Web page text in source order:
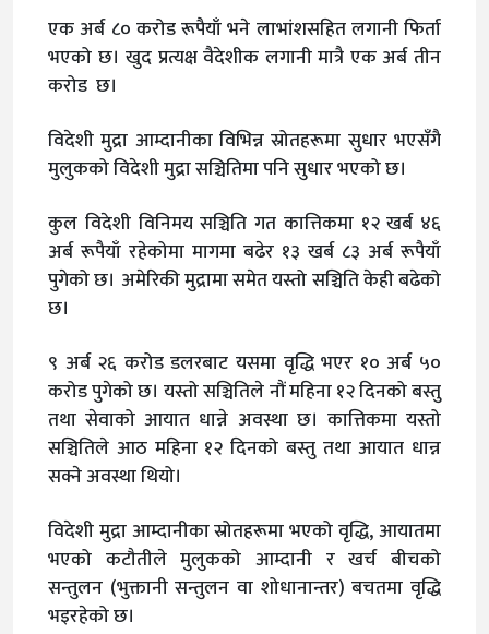
एक अर्ब ८० करोड रूपैयाँ भने लाभांशसहित लगानी फिर्ता
भएको छ। खुद प्रत्यक्ष वैदेशीक लगानी मात्रै एक अर्ब तीन
करोड छ।
विदेशी मुद्रा आम्दानीका विभिन्न स्रोतहरूमा सुधार भएसँगै
मुलुकको विदेशी मुद्रा सञ्चितिमा पनि सुधार भएको छ।
कुल विदेशी विनिमय सञ्चिति गत कात्तिकमा १२ खर्ब ४६
अर्ब रूपैयाँ रहेकोमा मागमा बढेर १३ खर्ब ८३ अर्ब रूपैयाँ
पुगेको छ। अमेरिकी मुद्रामा समेत यस्तो सञ्चिति केही बढेको
छ।
९ अर्ब २६ करोड डलरबाट यसमा वृद्धि भएर १० अर्ब ५०
करोड पुगेको छ। यस्तो सञ्चितिले नौं महिना १२ दिनको बस्तु
तथा सेवाको आयात धान्ने अवस्था छ। कात्तिकमा यस्तो
सञ्चितिले आठ महिना १२ दिनको बस्तु तथा आयात धान्न
सक्ने अवस्था थियो।
विदेशी मुद्रा आम्दानीका स्रोतहरूमा भएको वृद्धि, आयातमा
भएको कटौतीले मुलुकको आम्दानी र खर्च बीचको
सन्तुलन (भुक्तानी सन्तुलन वा शोधानान्तर) बचतमा वृद्धि
भइरहेको छ।